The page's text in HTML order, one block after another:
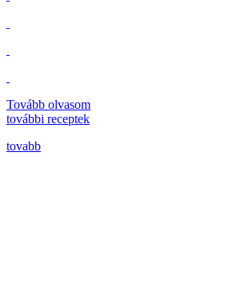
Tovább olvasom
további receptek
tovabb